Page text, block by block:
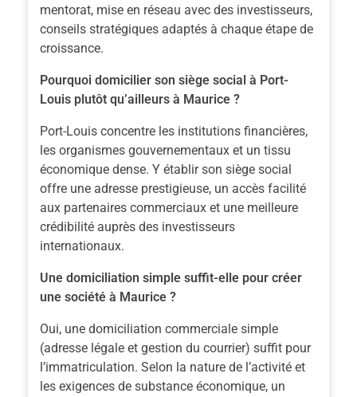
mentorat, mise en réseau avec des investisseurs,
conseils stratégiques adaptés à chaque étape de
croissance.
Pourquoi domicilier son siège social à Port-
Louis plutôt qu’ailleurs à Maurice ?
Port-Louis concentre les institutions financières,
les organismes gouvernementaux et un tissu
économique dense. Y établir son siège social
offre une adresse prestigieuse, un accès facilité
aux partenaires commerciaux et une meilleure
crédibilité auprès des investisseurs
internationaux.
Une domiciliation simple suffit-elle pour créer
une société à Maurice ?
Oui, une domiciliation commerciale simple
(adresse légale et gestion du courrier) suffit pour
l’immatriculation. Selon la nature de l’activité et
les exigences de substance économique, un